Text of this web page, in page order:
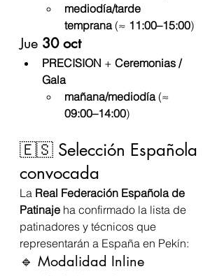
mediodía/tarde
temprana (≈ 11:00–15:00)
Jue 30 oct
PRECISION + Ceremonias /
Gala
mañana/mediodía (≈
09:00–14:00)
🇪🇸 Selección Española
convocada
La Real Federación Española de
Patinaje ha confirmado la lista de
patinadores y técnicos que
representarán a España en Pekín:
🔹 Modalidad Inline